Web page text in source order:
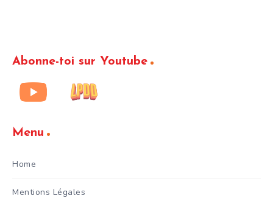
Abonne-toi sur Youtube
Menu
Home
Mentions Légales